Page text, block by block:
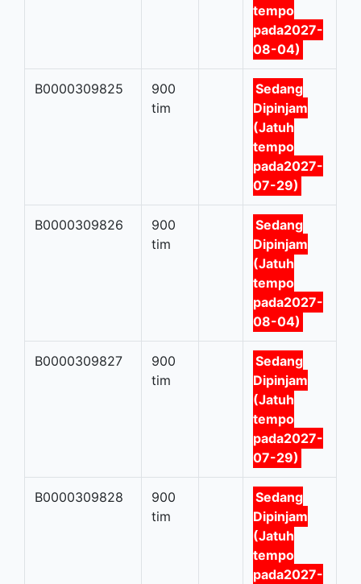
tempo
pada2027-
08-04)
B0000309825
900
tim
Sedang
Dipinjam
(Jatuh
tempo
pada2027-
07-29)
B0000309826
900
tim
Sedang
Dipinjam
(Jatuh
tempo
pada2027-
08-04)
B0000309827
900
tim
Sedang
Dipinjam
(Jatuh
tempo
pada2027-
07-29)
B0000309828
900
tim
Sedang
Dipinjam
(Jatuh
tempo
pada2027-